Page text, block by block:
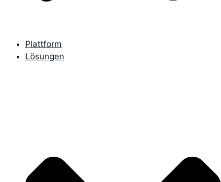
Plattform
Lösungen